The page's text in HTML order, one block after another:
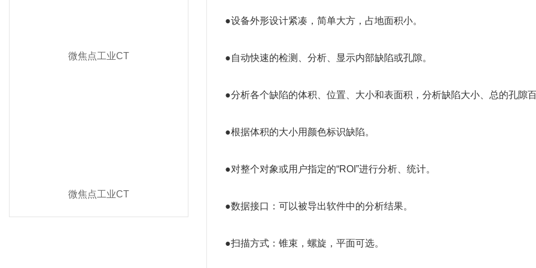
微焦点工业CT
微焦点工业CT
●设备外形设计紧凑，简单大方，占地面积小。
●自动快速的检测、分析、显示内部缺陷或孔隙。
●分析各个缺陷的体积、位置、大小和表面积，分析缺陷大小、总的孔隙
●根据体积的大小用颜色标识缺陷。
●对整个对象或用户指定的“ROI”进行分析、统计。
●数据接口：可以被导出软件中的分析结果。
●扫描方式：锥束，螺旋，平面可选。